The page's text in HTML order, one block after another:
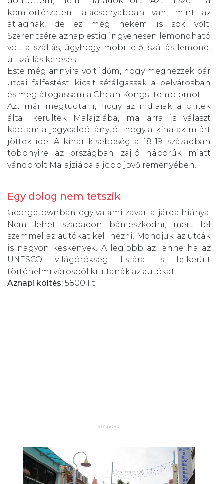
komfortérzetem alacsonyabban van, mint az
átlagnak, de ez még nekem is sok volt.
Szerencsére aznap estig ingyenesen lemondható
volt a szállás, úgyhogy mobil elő, szállás lemond,
új szállás keresés.
Este még annyira volt időm, hogy megnézzek pár
utcai falfestést, kicsit sétálgassak a belvárosban
és meglátogassam a Cheah Kongsi templomot.
Azt már megtudtam, hogy az indiaiak a britek
által kerültek Malajziába, ma arra is választ
kaptam a jegyealdó lánytól, hogy a kínaiak miért
jöttek ide. A kínai kisebbség a 18-19. században
többnyire az országban zajló háborúk miatt
vándorolt Malajziába a jobb jövő reményében.
Egy dolog nem tetszik
Georgetownban egy valami zavar, a járda hiánya.
Nem lehet szabadon bámészkodni, mert fél
szemmel az autókat kell nézni. Mondjuk az utcák
is nagyon keskenyek. A legjobb az lenne ha az
UNESCO világörökség listára is felkerült
történelmi városból kitiltanák az autókat.
Aznapi költés: 5800 Ft